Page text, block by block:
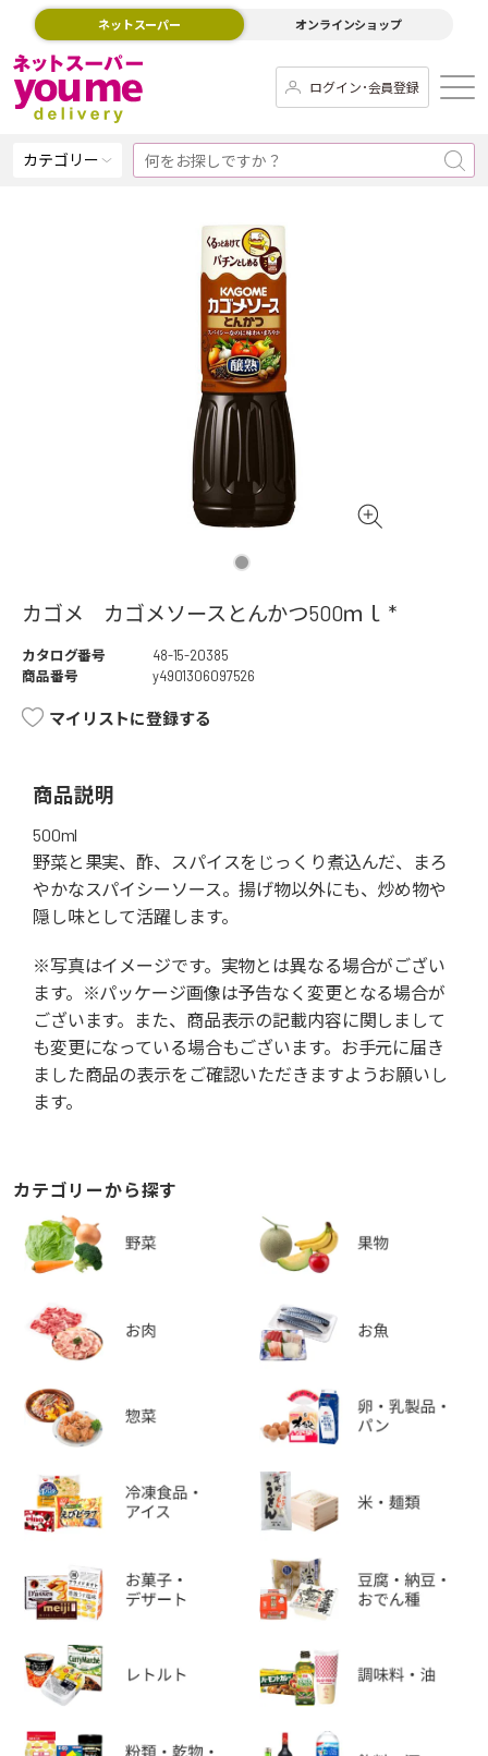
ネットスーパー オンラインショップ
ログイン･会員登録
カテゴリー
カゴメ カゴメソースとんかつ500ｍｌ *
カタログ番号
48-15-20385
商品番号
y4901306097526
マイリストに登録する
商品説明
500ml
野菜と果実、酢、スパイスをじっくり煮込んだ、まろ
やかなスパイシーソース。揚げ物以外にも、炒め物や
隠し味として活躍します。
※写真はイメージです。実物とは異なる場合がござい
ます。※パッケージ画像は予告なく変更となる場合が
ございます。また、商品表示の記載内容に関しまして
も変更になっている場合もございます。お手元に届き
ました商品の表示をご確認いただきますようお願いし
ます。
カテゴリーから探す